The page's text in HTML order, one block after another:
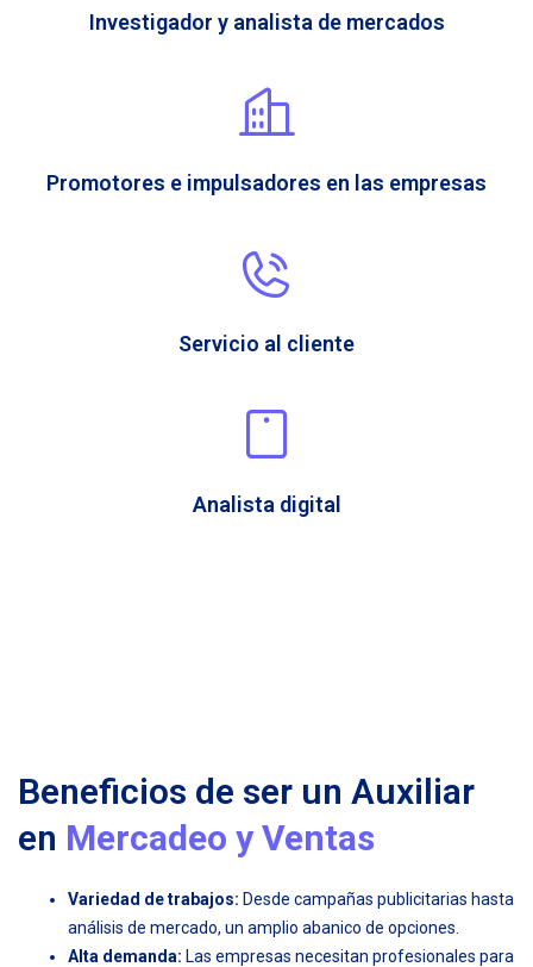
Investigador y analista de mercados
Promotores e impulsadores en las empresas
Servicio al cliente
Analista digital
Beneficios de ser un Auxiliar
en Mercadeo y Ventas
Variedad de trabajos: Desde campañas publicitarias hasta
análisis de mercado, un amplio abanico de opciones.
Alta demanda: Las empresas necesitan profesionales para